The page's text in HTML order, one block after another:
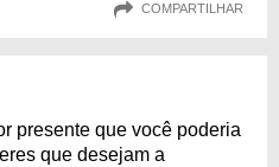
COMPARTILHAR
presente que você poderia
que desejam a